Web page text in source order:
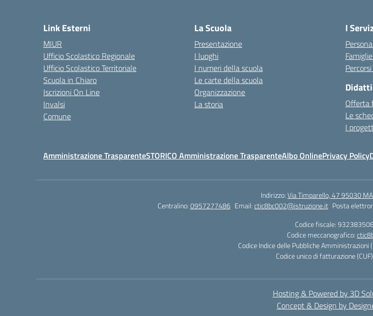
Link Esterni
MIUR
Ufficio Scolastico Regionale
Ufficio Scolastico Territoriale
Scuola in Chiaro
Iscrizioni On Line
Invalsi
Comune
La Scuola
Presentazione
I luoghi
I numeri della scuola
Le carte della scuola
Organizzazione
La storia
I
Offerta
Le
I
Amministrazione TrasparenteSTORICO Amministrazione TrasparenteAlbo OnlinePrivacy Policy
Indirizzo:Via Timparello, 47 95030
Centralino:0957277486 Email:ctic8bc002@istruzione.it Posta
Codice fiscale:
Codice meccanografico:
Codice Indice delle Pubbliche Amministrazioni
Codice unico di fatturazione
Hosting & Powered by 3D
Concept & Design by